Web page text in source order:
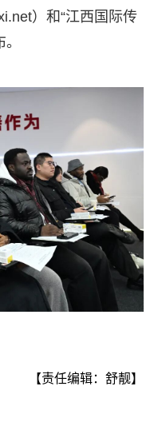
）和“江西国际传
【责任编辑：舒靓】